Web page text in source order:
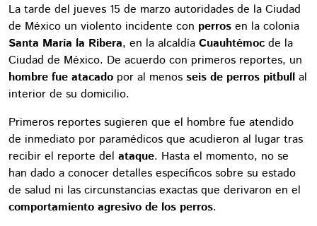
La tarde del jueves 15 de marzo autoridades de la Ciudad
de México un violento incidente con perros en la colonia
Santa María la Ribera, en la alcaldía Cuauhtémoc de la
Ciudad de México. De acuerdo con primeros reportes, un
hombre fue atacado por al menos seis de perros pitbull al
interior de su domicilio.
Primeros reportes sugieren que el hombre fue atendido
de inmediato por paramédicos que acudieron al lugar tras
recibir el reporte del ataque. Hasta el momento, no se
han dado a conocer detalles específicos sobre su estado
de salud ni las circunstancias exactas que derivaron en el
comportamiento agresivo de los perros.